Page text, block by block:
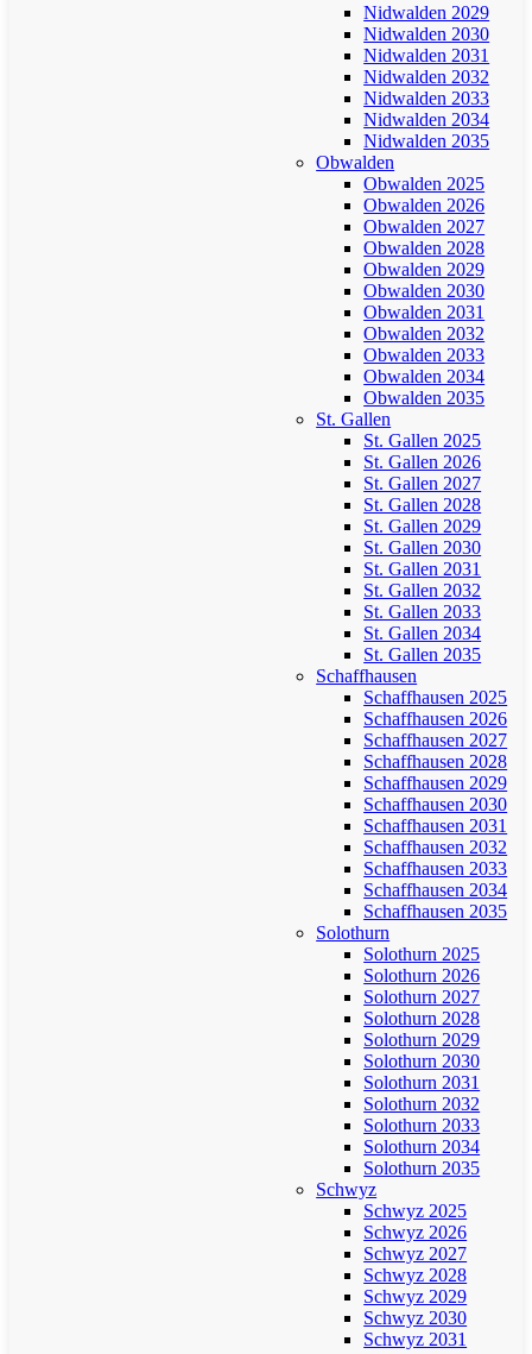
Nidwalden 2029
Nidwalden 2030
Nidwalden 2031
Nidwalden 2032
Nidwalden 2033
Nidwalden 2034
Nidwalden 2035
Obwalden
Obwalden 2025
Obwalden 2026
Obwalden 2027
Obwalden 2028
Obwalden 2029
Obwalden 2030
Obwalden 2031
Obwalden 2032
Obwalden 2033
Obwalden 2034
Obwalden 2035
St. Gallen
St. Gallen 2025
St. Gallen 2026
St. Gallen 2027
St. Gallen 2028
St. Gallen 2029
St. Gallen 2030
St. Gallen 2031
St. Gallen 2032
St. Gallen 2033
St. Gallen 2034
St. Gallen 2035
Schaffhausen
Schaffhausen 2025
Schaffhausen 2026
Schaffhausen 2027
Schaffhausen 2028
Schaffhausen 2029
Schaffhausen 2030
Schaffhausen 2031
Schaffhausen 2032
Schaffhausen 2033
Schaffhausen 2034
Schaffhausen 2035
Solothurn
Solothurn 2025
Solothurn 2026
Solothurn 2027
Solothurn 2028
Solothurn 2029
Solothurn 2030
Solothurn 2031
Solothurn 2032
Solothurn 2033
Solothurn 2034
Solothurn 2035
Schwyz
Schwyz 2025
Schwyz 2026
Schwyz 2027
Schwyz 2028
Schwyz 2029
Schwyz 2030
Schwyz 2031